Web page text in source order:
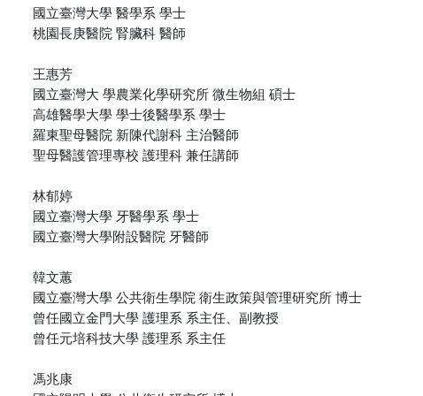
國立臺灣大學 醫學系 學士
桃園長庚醫院 腎臟科 醫師
王惠芳
國立臺灣大 學農業化學研究所 微生物組 碩士
高雄醫學大學 學士後醫學系 學士
羅東聖母醫院 新陳代謝科 主治醫師
聖母醫護管理專校 護理科 兼任講師
林郁婷
國立臺灣大學 牙醫學系 學士
國立臺灣大學附設醫院 牙醫師
韓文蕙
國立臺灣大學 公共衛生學院 衛生政策與管理研究所 博士
曾任國立金門大學 護理系 系主任、副教授
曾任元培科技大學 護理系 系主任
馮兆康